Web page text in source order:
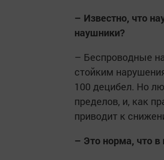
– Известно, что
наушники?
– Беспроводные
стойким
100 децибел. Но
пределов, и, как
приводит к
– Это норма, что